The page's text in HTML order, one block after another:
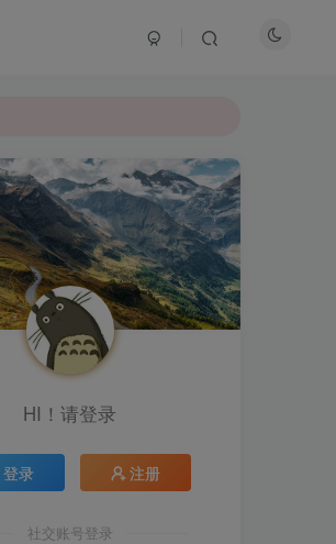
HI！请登录
登录 注册
社交账号登录